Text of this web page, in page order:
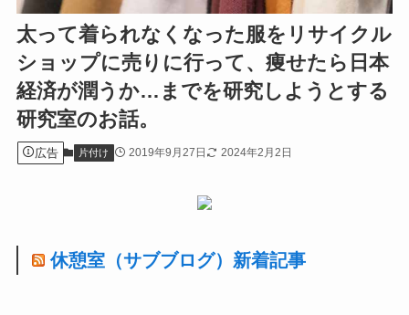
太って着られなくなった服をリサイクル
ショップに売りに行って、痩せたら日本
経済が潤うか…までを研究しようとする
研究室のお話。
広告 片付け 2019年9月27日 2024年2月2日
休憩室（サブブログ）新着記事